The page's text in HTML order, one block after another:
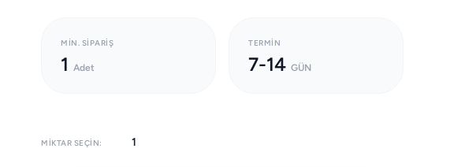
MIN. SIPARIŞ
1 Adet
TERMIN
7-14 GÜN
MIKTAR SEÇIN: